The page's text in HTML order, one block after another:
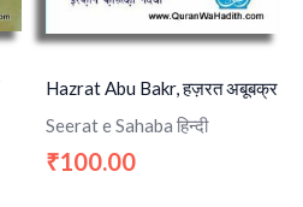
Hazrat Abu Bakr, हज़रत अबूबक्र
Seerat e Sahaba हिन्दी
₹100.00